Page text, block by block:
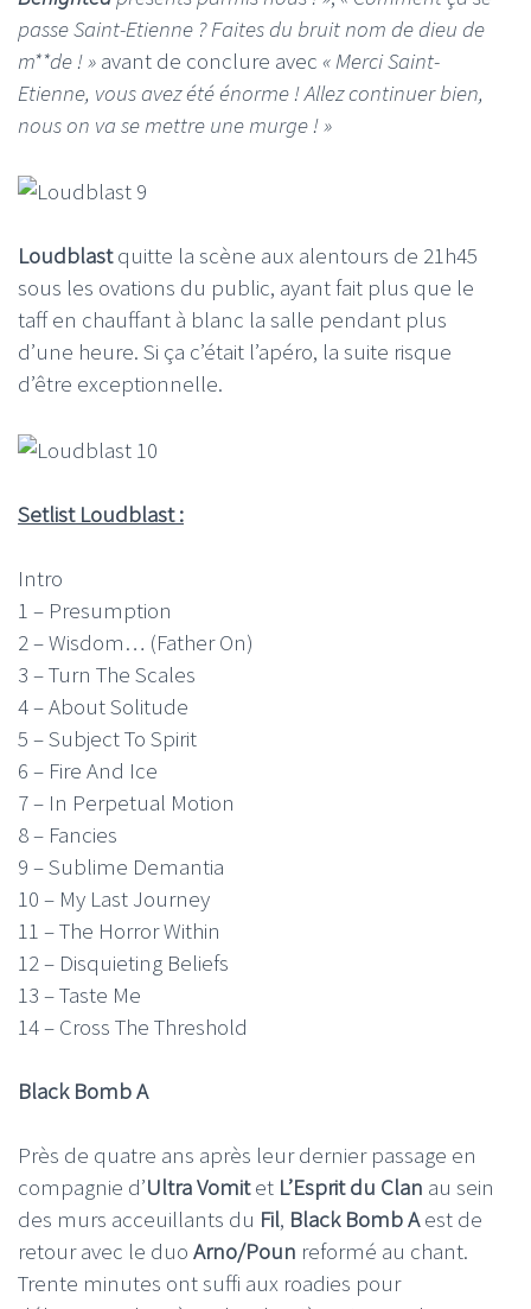
passe Saint-Etienne ? Faites du bruit nom de dieu de
m**de ! » avant de conclure avec « Merci Saint-
Etienne, vous avez été énorme ! Allez continuer bien,
nous on va se mettre une murge ! »
Loudblastquitte la scène aux alentours de 21h45
sous les ovations du public, ayant fait plus que le
taff en chauffant à blanc la salle pendant plus
d’une heure. Si ça c’était l’apéro, la suite risque
d’être exceptionnelle.
Setlist Loudblast :
Intro
1 – Presumption
2 – Wisdom… (Father On)
3 – Turn The Scales
4 – About Solitude
5 – Subject To Spirit
6 – Fire And Ice
7 – In Perpetual Motion
8 – Fancies
9 – Sublime Demantia
10 – My Last Journey
11 – The Horror Within
12 – Disquieting Beliefs
13 – Taste Me
14 – Cross The Threshold
Black Bomb A
Près de quatre ans après leur dernier passage en
compagnie d’Ultra Vomitet L’Esprit du Clan au sein
des murs acceuillants du Fil, Black Bomb Aest de
retour avec le duo Arno/Poun reformé au chant.
Trente minutes ont suffi aux roadies pour